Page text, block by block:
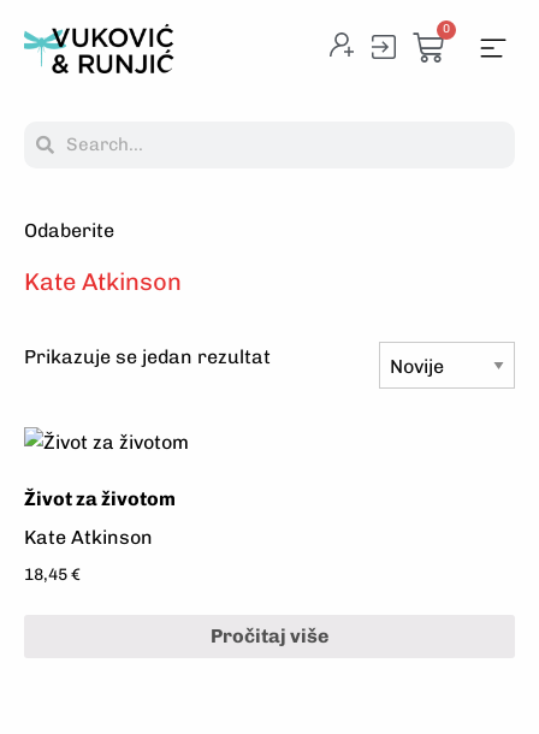
0
Odaberite
Kate Atkinson
Prikazuje se jedan rezultat
Život za životom
Kate Atkinson
18,45€
Pročitaj više